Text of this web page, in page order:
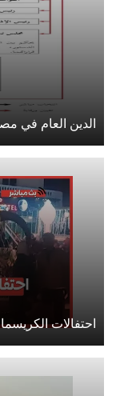
الدين العام في
احتفالات